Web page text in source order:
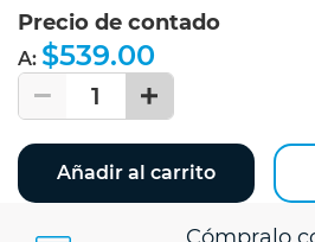
Precio de contado
A: $539.00
1
Añadir al carrito
Cómpralo